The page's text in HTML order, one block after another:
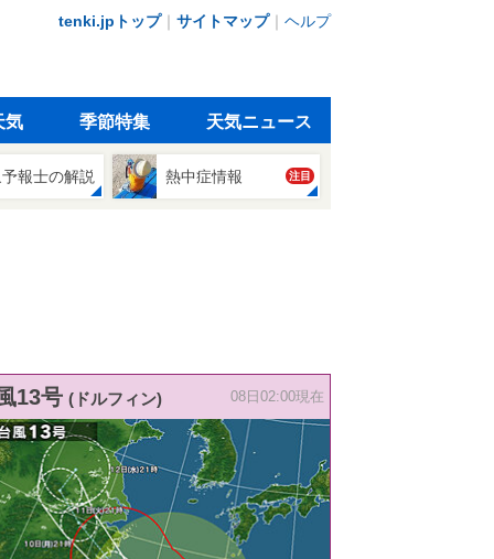
tenki.jpトップ｜ サイトマップ｜ ヘルプ
気 季節特集 天気ニュース
報士の解説 熱中症情報 注目
13号 (ドルフィン) 08日02:00現在